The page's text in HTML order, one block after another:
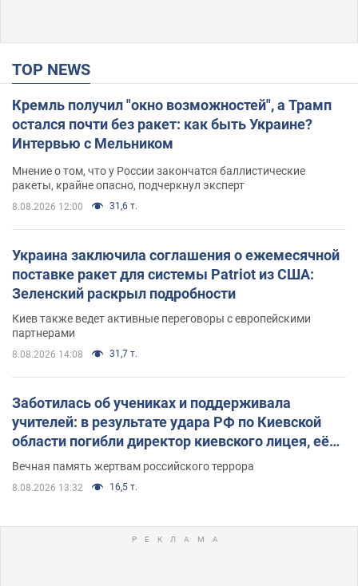
TOP NEWS
Кремль получил "окно возможностей", а Трамп
остался почти без ракет: как быть Украине?
Интервью с Мельником
Мнение о том, что у России закончатся баллистические
ракеты, крайне опасно, подчеркнул эксперт
8.08.2026 12:00 31,6 т.
Украина заключила соглашения о ежемесячной
поставке ракет для системы Patriot из США:
Зеленский раскрыл подробности
Киев также ведет активные переговоры с европейскими
партнерами
8.08.2026 14:08 31,7 т.
Заботилась об учениках и поддерживала
учителей: в результате удара РФ по Киевской
области погибли директор киевского лицея, её
муж и внук
Вечная память жертвам российского террора
8.08.2026 13:32 16,5 т.